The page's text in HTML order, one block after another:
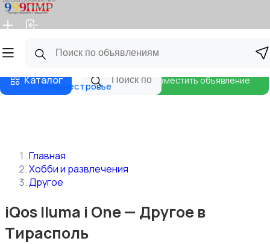
Главная
Каталог
Приднестровье
Разместить объявление
Главная
Хобби и развлечения
Другое
iQos Iluma i One — Другое в
Тирасполь